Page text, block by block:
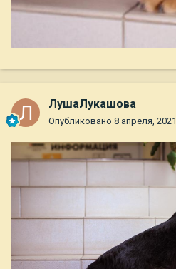
ЛушаЛукашова
Опубликовано 8 апреля, 2021